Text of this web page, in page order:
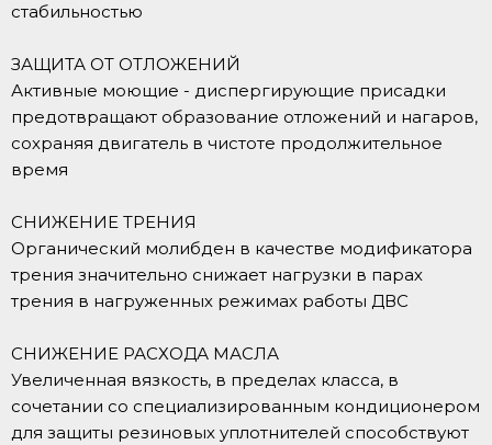
стабильностью
ЗАЩИТА ОТ ОТЛОЖЕНИЙ
Активные моющие - диспергирующие присадки
предотвращают образование отложений и нагаров,
сохраняя двигатель в чистоте продолжительное
время
СНИЖЕНИЕ ТРЕНИЯ
Органический молибден в качестве модификатора
трения значительно снижает нагрузки в парах
трения в нагруженных режимах работы ДВС
СНИЖЕНИЕ РАСХОДА МАСЛА
Увеличенная вязкость, в пределах класса, в
сочетании со специализированным кондиционером
для защиты резиновых уплотнителей способствуют